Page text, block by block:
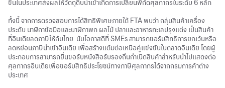
ขึ้นในประเทศส่งผลให้วัตถุดิบนำเข้าเกิดการเปลี่ยนพิกัดศุลกากรในระดับ 6 หลัก
ทั้งนี้ จากการตรวจสอบการได้สิทธิพิเศษภายใต้ FTA พบว่า กลุ่มสินค้าเครื่อง
ประดับ นาฬิกาข้อมือและนาฬิกาพก ผลไม้ ปลาและอาหารทะเลปรุงแต่ง เป็นสินค้า
ที่อินเดียลดภาษีให้กับไทย นับโอกาสดีที่ SMEs สามารถขอรับสิทธิการยกเว้นหรือ
ลดหย่อนภาษีนำเข้าอินเดีย เพื่อสร้างแต้มต่อเหนือคู่แข่งขันในตลาดอินเดีย โดยผู้
ประกอบการสามารถยื่นขอรับหนังสือรับรองถิ่นกำเนิดสินค้าสำหรับนำไปแสดงต่อ
ศุลกากรอินเดียเพื่อขอรับสิทธิประโยชน์ทางภาษีศุลกากรได้จากกรมการค้าต่าง
ประเทศ